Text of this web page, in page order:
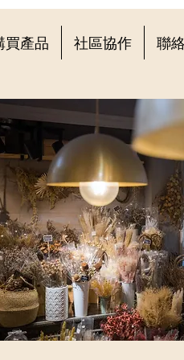
買產品 社區協作 聯